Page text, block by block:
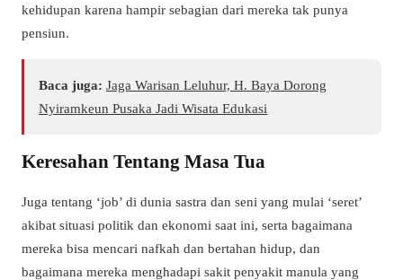
kehidupan karena hampir sebagian dari mereka tak punya
pensiun.
Baca juga: Jaga Warisan Leluhur, H. Baya Dorong
Nyiramkeun Pusaka Jadi Wisata Edukasi
Keresahan Tentang Masa Tua
Juga tentang ‘job’ di dunia sastra dan seni yang mulai ‘seret’
akibat situasi politik dan ekonomi saat ini, serta bagaimana
mereka bisa mencari nafkah dan bertahan hidup, dan
bagaimana mereka menghadapi sakit penyakit manula yang